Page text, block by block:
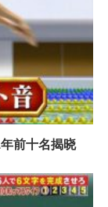
前十名揭晓